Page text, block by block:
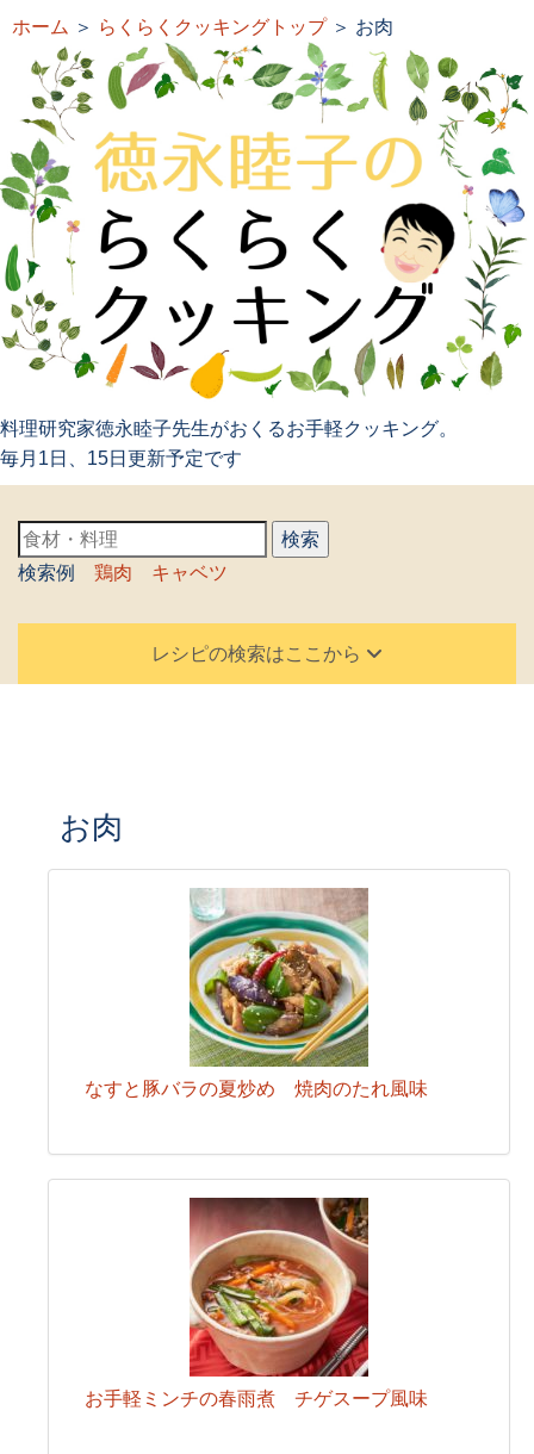
ホーム ＞ らくらくクッキングトップ＞ お肉
料理研究家徳永睦子先生がおくるお手軽クッキング。
毎月1日、15日更新予定です
検索例 鶏肉 キャベツ
レシピの検索はここから
お肉
なすと豚バラの夏炒め 焼肉のたれ風味
お手軽ミンチの春雨煮 チゲスープ風味